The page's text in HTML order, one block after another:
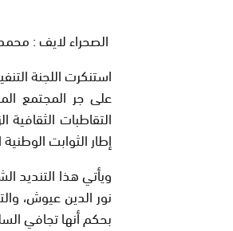
الصحراء لايف :
استنكرت اللجنة
على جر المجتمع
التقاطبات
إطار الثوابت
ويأتي هذا التنديد
نور الدين عيوش،
بحكم أنها تجافي